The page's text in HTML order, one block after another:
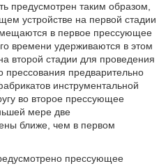
предусмотрен таким образом,
устройстве на первой стадии
в первое прессующее
времени удерживаются в этом
второй стадии для проведения
прессования предварительно
инструментальной
во второе прессующее
мере две
ближе, чем в первом
прессующее